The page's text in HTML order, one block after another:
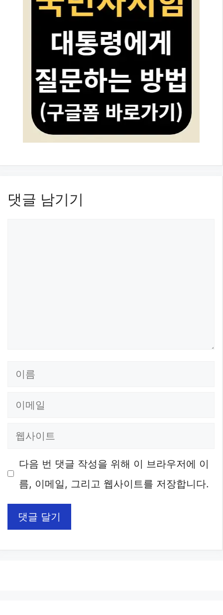
댓글 남기기
이
이
웹
이
다음 번 댓글 작성을 위해 이 브라우저에 이
름, 이메일, 그리고 웹사이트를 저장합니다.